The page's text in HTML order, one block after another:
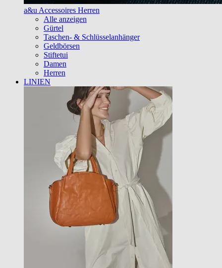
a&u Accessoires Herren
Alle anzeigen
Gürtel
Taschen- & Schlüsselanhänger
Geldbörsen
Stiftetui
Damen
Herren
LINIEN